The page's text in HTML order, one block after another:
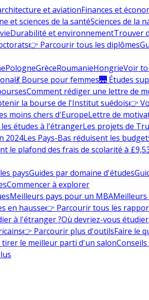
et aviationFinances et
et sciences de la santéSciences de la
Durabilité et environnementTrouver
👉 Parcourir tous les diplômes
PologneGrèceRoumanieHongrieVoir
💃 Bourse pour femmes🌉 Études
Comment rédiger une lettre de
la bourse de l'Institut suédois👉
moins chers d'EuropeLettre de
études à l'étrangerLes projets de
2024Les Pays-Bas réduisent les
le plafond des frais de scolarité à
paysGuides par domaine d'études
Commencer à explorer
Meilleurs pays pour un MBAMeilleurs
en hausse👉 Parcourir tous les
à l'étranger ?Où devriez-vous étudier
👉 Parcourir plus d'outilsFaire le
tirer le meilleur parti d'un salon